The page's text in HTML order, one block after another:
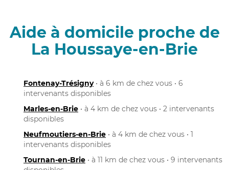
Aide à domicile proche de
La Houssaye-en-Brie
Fontenay-Trésigny• à 6 km de chez vous • 6
intervenants disponibles
Marles-en-Brie • à 4 km de chez vous • 2 intervenants
disponibles
Neufmoutiers-en-Brie • à 4 km de chez vous • 1
intervenants disponibles
Tournan-en-Brie • à 11 km de chez vous • 9 intervenants